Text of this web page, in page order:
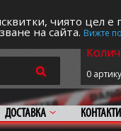
чиято цел е
на сайта. Вижте
Регистрация/Вход|
0
ДОСТАВКА КОНТАКТИ